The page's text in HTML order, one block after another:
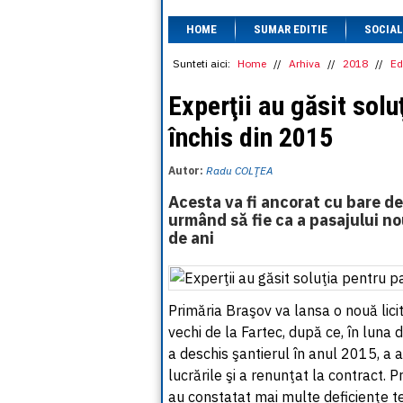
HOME SUMAR EDITIE SOCIAL
Sunteti aici: Home // Arhiva // 2018 //
Experţii au găsit
închis din 2015
Autor: Radu COLŢEA
Acesta va fi ancorat cu bare
urmând să fie ca a pasajului
de ani
Primăria Braşov va lansa o nouă
vechi de la Fartec, după ce, în
a deschis şantierul în anul 2015, a
lucrările şi a renunţat la contract.
au constatat mai multe deficienţe